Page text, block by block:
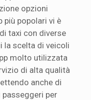
opzioni
più popolari vi è
taxi con diverse
la scelta di veicoli
molto utilizzata
di alta qualità
anche di
per